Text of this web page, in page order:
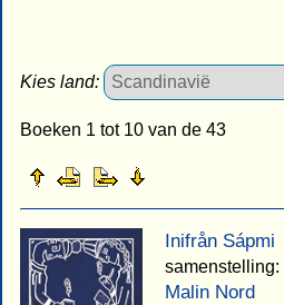
Kies land:
Boeken 1 tot 10 van de 43
Inifrån Sápmi
samenstelling:
Malin Nord